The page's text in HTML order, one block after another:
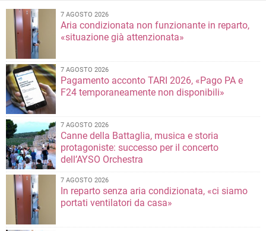
7 AGOSTO 2026
Aria condizionata non funzionante in reparto,
«situazione già attenzionata»
7 AGOSTO 2026
Pagamento acconto TARI 2026, «Pago PA e
F24 temporaneamente non disponibili»
7 AGOSTO 2026
Canne della Battaglia, musica e storia
protagoniste: successo per il concerto
dell’AYSO Orchestra
7 AGOSTO 2026
In reparto senza aria condizionata, «ci siamo
portati ventilatori da casa»